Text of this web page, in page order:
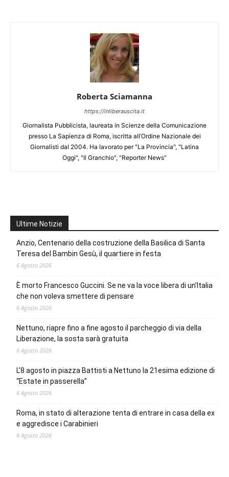
Roberta Sciamanna
https://inliberauscita.it
Giornalista Pubblicista, laureata in Scienze della Comunicazione
presso La Sapienza di Roma, iscritta all’Ordine Nazionale dei
Giornalisti dal 2004. Ha lavorato per "La Provincia", "Latina
Oggi", "Il Granchio", "Reporter News"
Ultime Notizie
Anzio, Centenario della costruzione della Basilica di Santa
Teresa del Bambin Gesù, il quartiere in festa
6 Agosto 2026
È morto Francesco Guccini. Se ne va la voce libera di un’Italia
che non voleva smettere di pensare
6 Agosto 2026
Nettuno, riapre fino a fine agosto il parcheggio di via della
Liberazione, la sosta sarà gratuita
6 Agosto 2026
L’8 agosto in piazza Battisti a Nettuno la 21esima edizione di
“Estate in passerella”
6 Agosto 2026
Roma, in stato di alterazione tenta di entrare in casa della ex
e aggredisce i Carabinieri
6 Agosto 2026